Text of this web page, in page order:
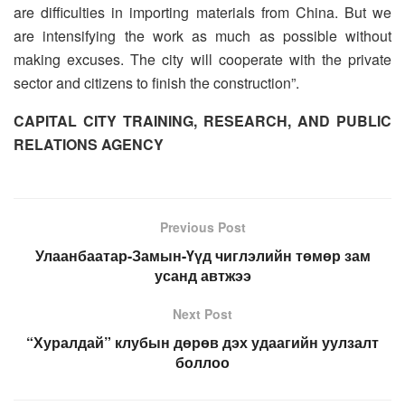
are difficulties in importing materials from China. But we
are intensifying the work as much as possible without
making excuses. The city will cooperate with the private
sector and citizens to finish the construction”.
CAPITAL CITY TRAINING, RESEARCH, AND PUBLIC
RELATIONS AGENCY
Previous Post
Улаанбаатар-Замын-Үүд чиглэлийн төмөр зам
усанд автжээ
Next Post
“Хуралдай” клубын дөрөв дэх удаагийн уулзалт
боллоо